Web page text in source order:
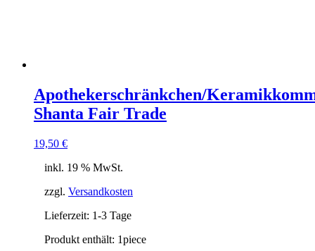
Apothekerschränkchen/
Shanta Fair Trade
19,50 €
inkl. 19 % MwSt.
zzgl. Versandkosten
Lieferzeit: 1-3 Tage
Produkt enthält: 1piece